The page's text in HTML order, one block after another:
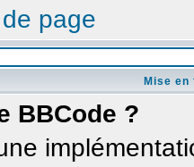
page
Mise
BBCode ?